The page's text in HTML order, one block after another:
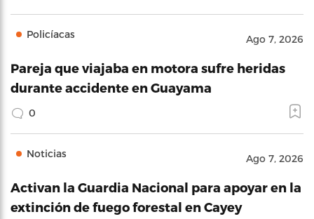
Policíacas Ago 7, 2026
Pareja que viajaba en motora sufre heridas
durante accidente en Guayama
0
Noticias Ago 7, 2026
Activan la Guardia Nacional para apoyar en la
extinción de fuego forestal en Cayey